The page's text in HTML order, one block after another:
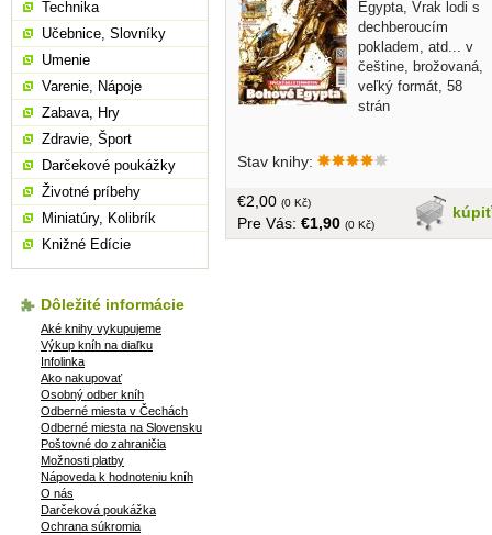
Egypta, Vrak lodi s
dechberoucím
pokladem, atd... v
češtine, brožovaná,
veľký formát, 58
strán
Stav knihy:
kúpiť
€2,00 (0 Kč)
Pre Vás: €1,90 (0 Kč)
Technika
Učebnice, Slovníky
Umenie
Varenie, Nápoje
Zabava, Hry
Zdravie, Šport
Darčekové poukážky
Životné príbehy
Miniatúry, Kolibrík
Knižné Edície
Dôležité informácie
Aké knihy vykupujeme
Výkup kníh na diaľku
Infolinka
Ako nakupovať
Osobný odber kníh
Odberné miesta v Čechách
Odberné miesta na Slovensku
Poštovné do zahraničia
Možnosti platby
Nápoveda k hodnoteniu kníh
O nás
Darčeková poukážka
Ochrana súkromia